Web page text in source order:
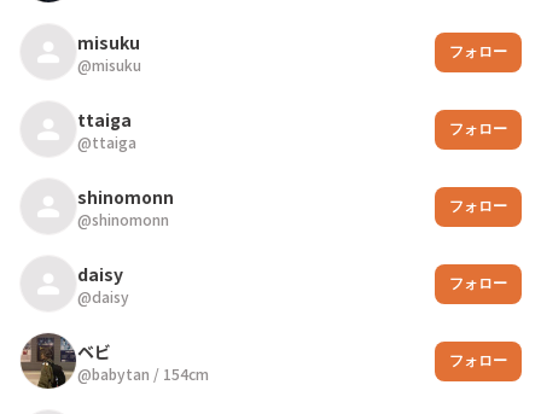
misuku
@misuku
フォロー
ttaiga
@ttaiga
フォロー
shinomonn
@shinomonn
フォロー
daisy
@daisy
フォロー
ベビ
@babytan / 154cm
フォロー